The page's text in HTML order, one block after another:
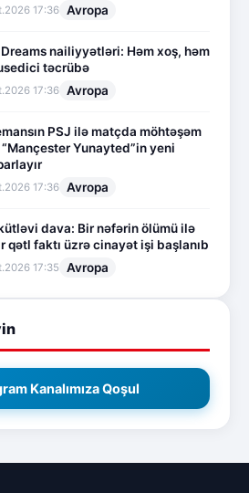
17:36 Avropa
nailiyyətləri: Həm xoş, həm
təcrübə
17:36 Avropa
PSJ ilə matçda möhtəşəm
Yunayted”in yeni
17:36 Avropa
dava: Bir nəfərin ölümü ilə
qətl faktı üzrə cinayət işi başlanıb
17:35 Avropa
Kanalımıza Qoşul